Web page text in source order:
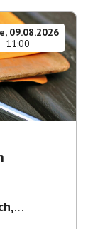
09.08.2026
11:00